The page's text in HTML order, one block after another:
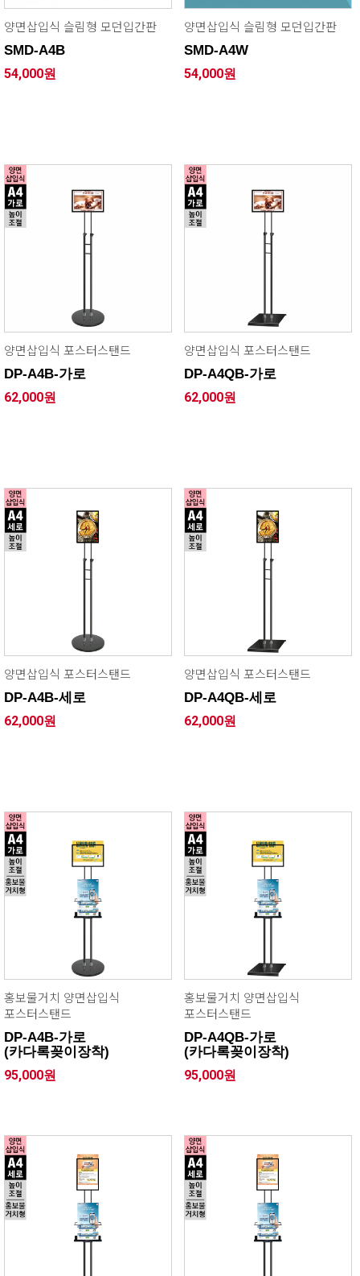
양면삽입식 슬림형 모던입간판
SMD-A4B
54,000원
양면삽입식 슬림형 모던입간판
SMD-A4W
54,000원
양면삽입식 포스터스탠드
DP-A4B-가로
62,000원
양면삽입식 포스터스탠드
DP-A4QB-가로
62,000원
양면삽입식 포스터스탠드
DP-A4B-세로
62,000원
양면삽입식 포스터스탠드
DP-A4QB-세로
62,000원
홍보물거치 양면삽입식
포스터스탠드
DP-A4B-가로
(카다록꽂이장착)
95,000원
홍보물거치 양면삽입식
포스터스탠드
DP-A4QB-가로
(카다록꽂이장착)
95,000원